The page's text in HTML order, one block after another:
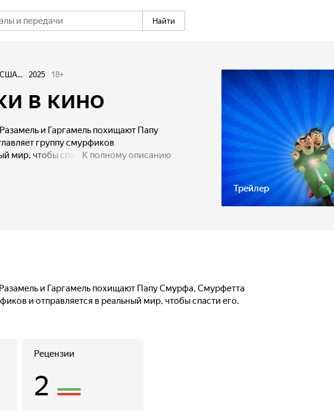
Найти
Трейлер
США... 2025 18+
в кино
и Гаргамель похищают Папу
группу смурфиков
мир, чтобы спасти его.К полному описанию
и Гаргамель похищают Папу Смурфа, Смурфетта
и отправляется в реальный мир, чтобы спасти его.
Рецензии
2